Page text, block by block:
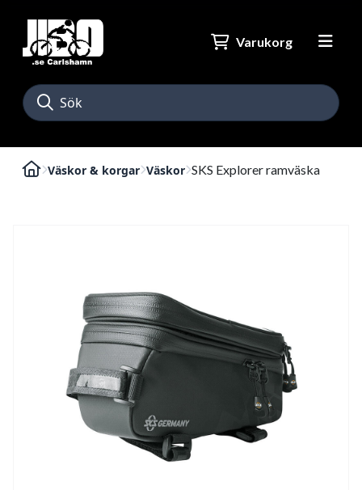
Varukorg
Väskor & korgar Väskor SKS Explorer ramväska